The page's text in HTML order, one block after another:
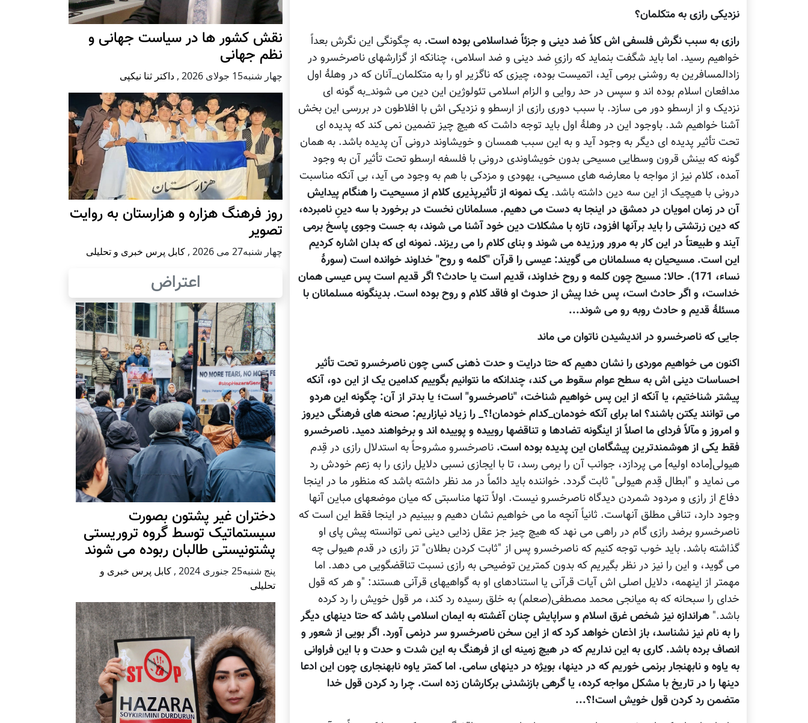
نزدیکی رازی به متکلمان؟
رازی به سبب نگرش فلسفی اش کلاً ضد دینی و جزئاً ضداسلامی بوده است. به چگونگی این نگرش بعداً
خواهیم رسید. اما باید شگفت بنماید که رازیِ ضد دینی و ضد اسلامی، چنانکه از گزارشهای ناصرخسرو در
زادالمسافرین به روشنی برمی آید، اتمیست بوده، چیزی که ناگزیر او را به متکلمان_آنان که در وهلۀ اول
مدافعان اسلام بوده اند و سپس در حد روایی و الزام اسلامی تئولوژین این دین می شوند_به گونه ای
نزدیک و از ارسطو دور می سازد. با سبب دوری رازی از ارسطو و نزدیکی اش با افلاطون در بررسی این بخش
آشنا خواهیم شد. باوجود این در وهلۀ اول باید توجه داشت که هیچ چیز تضمین نمی کند که پدیده ای
تحت تأثیر پدیده ای دیگر به وجود آید و به این سبب همسان و خویشاوند درونی آن پدیده باشد. به همان
گونه که بینش قرون وسطایی مسیحی بدون خویشاوندی درونی با فلسفه ارسطو تحت تأثیر آن به وجود
آمده، کلام نیز از مواجه با معارضه های مسیحی، یهودی و مزدکی با هم به وجود می آید، بی آنکه مناسبت
درونی با هیچیک از این سه دین داشته باشد. یک نمونه از تأثیرپذیری کلام از مسیحیت را هنگام پیدایش
آن در زمان امویان در دمشق در اینجا به دست می دهیم. مسلمانان نخست در برخورد با سه دینِ نامبرده،
که دین زرتشتی را باید برآنها افزود، تازه با مشکلات دین خود آشنا می شوند، به جست وجوی پاسخ برمی
آیند و طبیعتاً در این کار به مرور ورزیده می شوند و بنای کلام را می ریزند. نمونه ای که بدان اشاره کردیم
این است. مسیحیان به مسلمانان می گویند: عیسی را قرآن "کلمه و روح" خداوند خوانده است (سورۀ
نساء، 171). حالا: مسیح چون کلمه و روح خداوند، قدیم است یا حادث؟ اگر قدیم است پس عیسی همان
خداست، و اگر حادث است، پس خدا پیش از حدوث او فاقد کلام و روح بوده است. بدینگونه مسلمانان با
مسئلۀ قدیم و حادث روبه رو می شوند...
جایی که ناصرخسرو در اندیشیدن ناتوان می ماند
اکنون می خواهیم موردی را نشان دهیم که حتا درایت و حدت ذهنی کسی چون ناصرخسرو تحت تأثیر
احساسات دینی اش به سطح عوام سقوط می کند، چندانکه ما نتوانیم بگوییم کدامین یک از این دو، آنکه
پیشتر شناختیم، یا آنکه از این پس خواهیم شناخت، "ناصرخسرو" است؛ یا بدتر از آن: چگونه این هردو
می توانند یکتن باشند؟ اما برای آنکه خودمان_کدام خودمان!؟_ را زیاد نیازاریم: صحنه های فرهنگی دیروز
و امروز و مآلاً فردای ما اصلاً از اینگونه تضادها و تناقضها روییده و پوییده اند و برخواهند دمید. ناصرخسرو
فقط یکی از هوشمندترین پیشگامان این پدیده بوده است. ناصرخسرو مشروحاً به استدلال رازی در قِدم
هیولی[ماده اولیه] می پردازد، جوانب آن را برمی رسد، تا با ایجازی نسبی دلایل رازی را به زعم خودش رد
می نماید و "ابطال قِدم هیولی" ثابت گردد. خواننده باید دائماً در مد نظر داشته باشد که منظور ما در اینجا
دفاع از رازی و مردود شمردن دیدگاه ناصرخسرو نیست. اولاً تنها مناسبتی که میان موضعهای مباین آنها
وجود دارد، تنافی مطلق آنهاست. ثانیاً آنچه ما می خواهیم نشان دهیم و ببینیم در اینجا فقط این است که
ناصرخسرو برضد رازی گام در راهی می نهد که هیچ چیز جز عقل زدایی دینی نمی توانسته پیش پای او
گذاشته باشد. باید خوب توجه کنیم که ناصرخسرو پس از "ثابت کردن بطلان" تز رازی در قدم هیولی چه
می گوید، و این را نیز در نظر بگیریم که بدون کمترین توضیحی به رازی نسبت تناقضگویی می دهد. اما
مهمتر از اینهمه، دلایل اصلی اش آیات قرآنی یا استنادهای او به گواهیهای قرآنی هستند: "و هر که قول
خدای را سبحانه که به میانجی محمد مصطفی(صعلم) به خلق رسیده رد کند، مر قول خویش را رد کرده
باشد." هراندازه نیز شخص غرق اسلام و سراپایش چنان آغشته به ایمان اسلامی باشد که حتا دینهای دیگر
را به نام نیز نشناسد، باز اذعان خواهد کرد که از این سخن ناصرخسرو سر درنمی آورد. اگر بویی از شعور و
انصاف برده باشد. کاری به این نداریم که در هیچ زمینه ای از فرهنگ به این شدت و حدت و با این فراوانی
به یاوه و نابهنجار برنمی خوریم که در دینها، بویژه در دینهای سامی. اما کمتر یاوه نابهنجاری چون این ادعا
دینها را در تاریخ با مشکل مواجه کرده، یا گرهی بازنشدنی برکارشان زده است. چرا رد کردن قول خدا
متضمن رد کردن قول خویش است!؟...
نقش کشور ها در سیاست جهانی و
نظم جهانی
چهار شنبه15 جولای 2026 , داکتر ثنا نیکپی
روز فرهنگ هزاره و هزارستان به روایت
تصویر
چهار شنبه27 می 2026 , کابل پرس خبری و تحلیلی
اعتراض
دختران غیر پشتون بصورت
سیستماتیک توسط گروه تروریستی
پشتونیستی طالبان ربوده می شوند
پنج شنبه25 جنوری 2024 , کابل پرس خبری و
تحلیلی